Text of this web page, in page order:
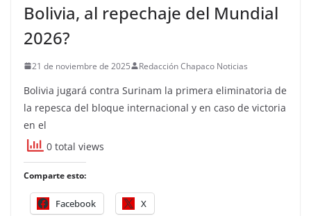
Bolivia, al repechaje del Mundial
2026?
21 de noviembre de 2025 Redacción Chapaco Noticias
Bolivia jugará contra Surinam la primera eliminatoria de
la repesca del bloque internacional y en caso de victoria
en el
0 total views
Comparte esto:
Facebook X